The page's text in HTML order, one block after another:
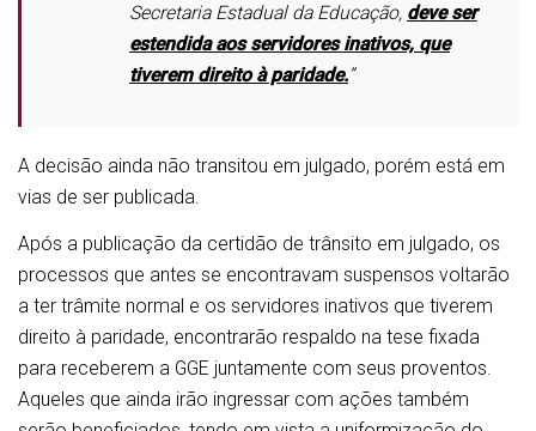
Secretaria Estadual da Educação, deve ser
estendida aos servidores inativos, que
tiverem direito à paridade.”
A decisão ainda não transitou em julgado, porém está em
vias de ser publicada.
Após a publicação da certidão de trânsito em julgado, os
processos que antes se encontravam suspensos voltarão
a ter trâmite normal e os servidores inativos que tiverem
direito à paridade, encontrarão respaldo na tese fixada
para receberem a GGE juntamente com seus proventos.
Aqueles que ainda irão ingressar com ações também